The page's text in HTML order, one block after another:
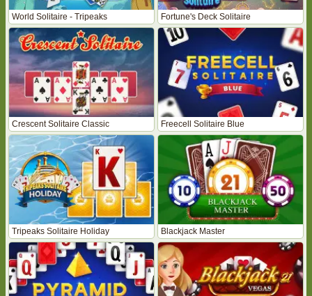
World Solitaire - Tripeaks Fortune's Deck Solitaire
Crescent Solitaire Classic Freecell Solitaire Blue
Tripeaks Solitaire Holiday Blackjack Master